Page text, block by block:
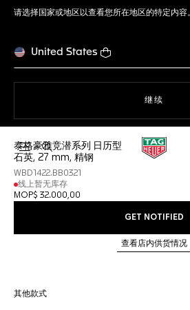
请选择国家或地区以查看您所在地区的特定内容
United States
继续
打开搜索
泰格豪雅竞潜系列 日历型
石英, 27 mm, 精钢
WBD1422.BB0321
线上暂无库存
MOP$ 32.000,00
GET NOTIFIED
查看店内供货情况
其他款式